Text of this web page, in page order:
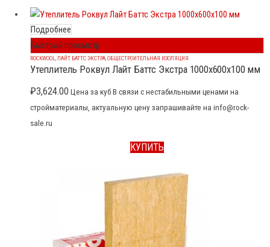
Подробнее
Быстрый просмотр
ROCKWOOL,ЛАЙТ БАТТС ЭКСТРА,ОБЩЕСТРОИТЕЛЬНАЯ ИЗОЛЯЦИЯ
Утеплитель Роквул Лайт Баттс Экстра 1000x600x100 мм
₽3,624.00 Цена за куб В связи с нестабильными ценами на
стройматериалы, актуальную цену запрашивайте на info@rock-
sale.ru
КУПИТЬ